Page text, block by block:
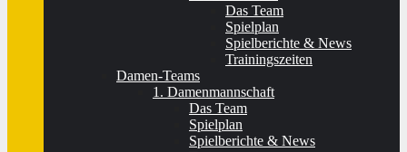
Das Team
Spielplan
Spielberichte & News
Trainingszeiten
Damen-Teams
1. Damenmannschaft
Das Team
Spielplan
Spielberichte & News